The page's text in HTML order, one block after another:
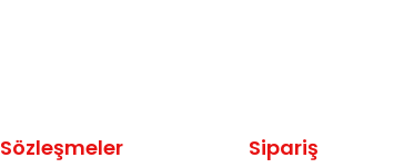
Sözleşmeler Sipariş